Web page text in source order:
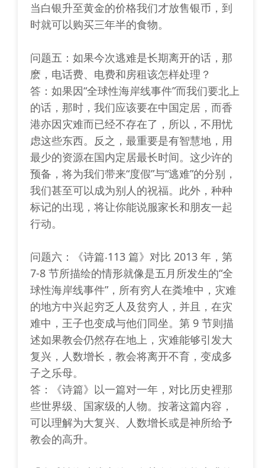
当白银升至黄金的价格我们才放售银币，到
时就可以购买三年半的食物。
问题五：如果今次逃难是长期离开的话，那
麽，电话费、电费和房租该怎样处理？
答：如果因“全球性海岸线事件”而我们要北上
的话，那时，我们应该要在中国定居，而香
港亦因灾难而已经不存在了，所以，不用忧
虑这些东西。反之，最重要是有智慧地，用
最少的资源在国内定居最长时间。这少许的
预备，将为我们带来“度假”与“逃难”的分别，
我们甚至可以成为别人的祝福。此外，种种
标记的出现，将让你能说服家长和朋友一起
行动。
问题六：《诗篇‧113 篇》对比 2013 年，第
7-8 节所描绘的情形就像是五月所发生的“全
球性海岸线事件”，所有穷人在粪堆中，灾难
的地方中兴起穷乏人及贫穷人，并且，在灾
难中，王子也变成与他们同坐。第 9 节则描
述如果教会仍然存在地上，灾难能够引发大
复兴，人数增长，教会将离开不育，变成多
子之乐母。
答：《诗篇》以一篇对一年，对比历史裡那
些世界级、国家级的人物。按著这篇内容，
可以理解为大复兴、人数增长或是神所给予
教会的高升。